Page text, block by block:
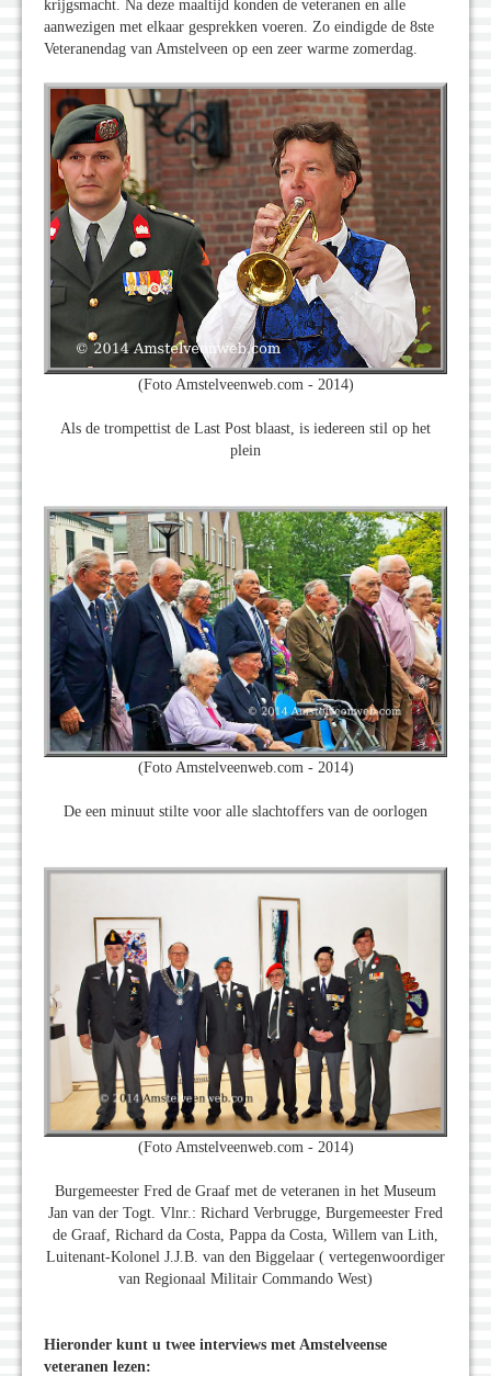
krijgsmacht. Na deze maaltijd konden de veteranen en alle
aanwezigen met elkaar gesprekken voeren. Zo eindigde de 8ste
Veteranendag van Amstelveen op een zeer warme zomerdag.
(Foto Amstelveenweb.com - 2014)
Als de trompettist de Last Post blaast, is iedereen stil op het
plein
(Foto Amstelveenweb.com - 2014)
De een minuut stilte voor alle slachtoffers van de oorlogen
(Foto Amstelveenweb.com - 2014)
Burgemeester Fred de Graaf met de veteranen in het Museum
Jan van der Togt. Vlnr.: Richard Verbrugge, Burgemeester Fred
de Graaf, Richard da Costa, Pappa da Costa, Willem van Lith,
Luitenant-Kolonel J.J.B. van den Biggelaar ( vertegenwoordiger
van Regionaal Militair Commando West)
Hieronder kunt u twee interviews met Amstelveense
veteranen lezen: